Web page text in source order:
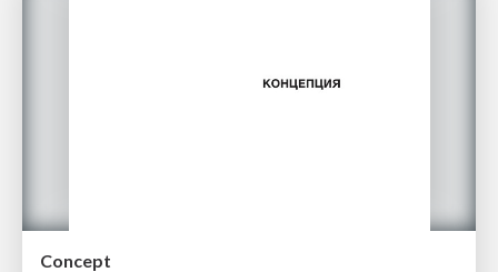
Concept